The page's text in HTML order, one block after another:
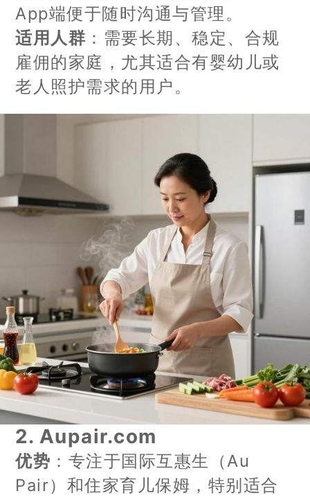
App端便于随时沟通与管理。
适用人群 ：需要长期、稳定、合规
雇佣的家庭，尤其适合有婴幼儿或
老人照护需求的用户。
2. Aupair.com
优势 ：专注于国际互惠生（Au
Pair）和住家育儿保姆，特别适合